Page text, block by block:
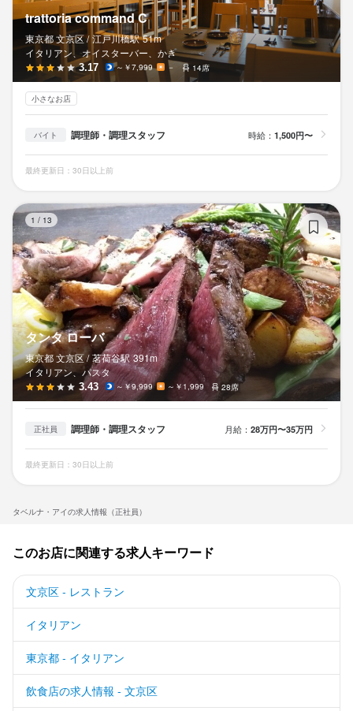
タベルナ・アイの求人情報（正社員）
trattoria command C
東京都 文京区 / 江戸川橋駅 51m
イタリアン、オイスターバー、かき
3.17 ～￥7,999 － 14席
小さなお店
バイト 調理師・調理スタッフ 時給： 1,500円〜
最終更新日：30日以上前
1 / 13
タンタ ローバ
東京都 文京区 / 茗荷谷駅 391m
イタリアン、パスタ
3.43 ～￥9,999 ～￥1,999 28席
正社員 調理師・調理スタッフ 月給： 28万円〜35万円
最終更新日：30日以上前
このお店に関連する求人キーワード
文京区 - レストラン
イタリアン
東京都 - イタリアン
飲食店の求人情報 - 文京区